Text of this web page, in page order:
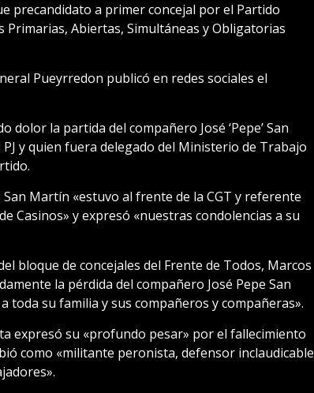
precandidato a primer concejal por el Partido
Primarias, Abiertas, Simultáneas y Obligatorias
Pueyrredon publicó en redes sociales el
dolor la partida del compañero José ‘Pepe’ San
y quien fuera delegado del Ministerio de Trabajo
Martín «estuvo al frente de la CGT y referente
Casinos» y expresó «nuestras condolencias a su
bloque de concejales del Frente de Todos, Marcos
la pérdida del compañero José Pepe San
toda su familia y sus compañeros y compañeras».
expresó su «profundo pesar» por el fallecimiento
como «militante peronista, defensor inclaudicable